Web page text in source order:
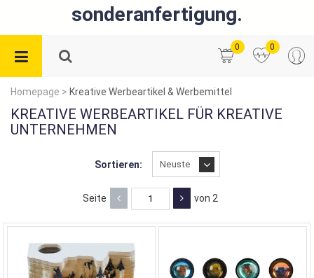
sonderanfertigung.
0 0
Homepage > Kreative Werbeartikel & Werbemittel
KREATIVE WERBEARTIKEL FÜR KREATIVE
UNTERNEHMEN
Sortieren:
Seite von 2